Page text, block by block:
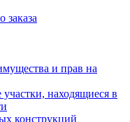
заказа
и прав на
находящиеся в
конструкций